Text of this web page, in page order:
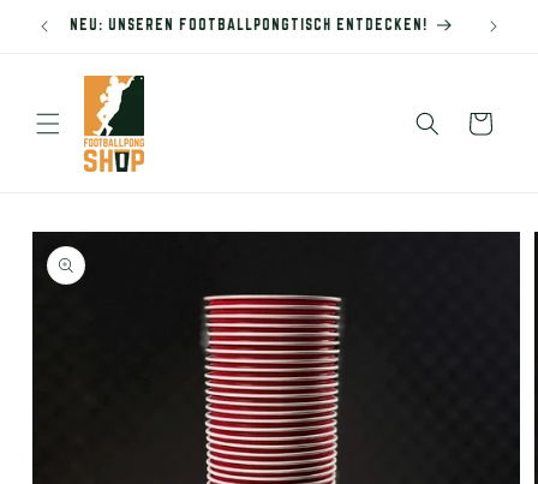
zumNEU: UNSEREN FOOTBALLPONGTISCH ENTDECKEN!
WARENKORB